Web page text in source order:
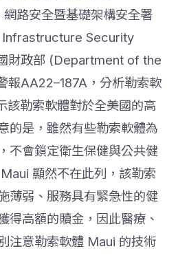
路安全暨基礎架構安全署
Security
財政部 (Department of the
報AA22–187A，分析勒索軟
該勒索軟體對於全美國的高
的是，雖然有些勒索軟體為
不會鎖定衛生保健與公共健
顯然不在此列，該勒索
薄弱、服務具有緊急性的健
得高額的贖金，因此醫療、
注意勒索軟體 Maui 的技術